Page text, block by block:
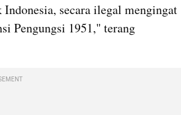
secara ilegal mengingat
Pengungsi 1951," terang